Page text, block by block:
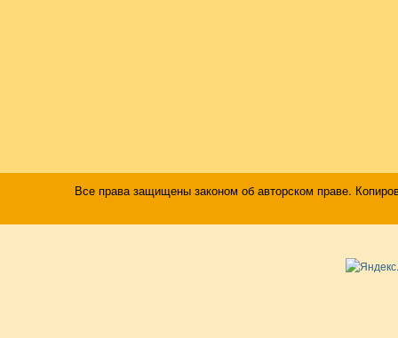
Все права защищены законом об авторском праве.